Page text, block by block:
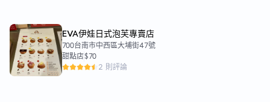
EVA伊娃日式泡芙專賣店
700台南市中西區大埔街47號
甜點店$70
2 則評論